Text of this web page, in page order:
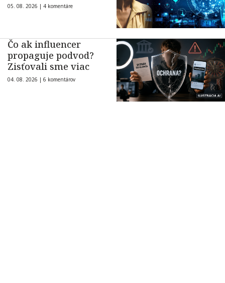
05. 08. 2026 | 4 komentáre
Čo ak influencer
propaguje podvod?
Zisťovali sme viac
04. 08. 2026 | 6 komentárov